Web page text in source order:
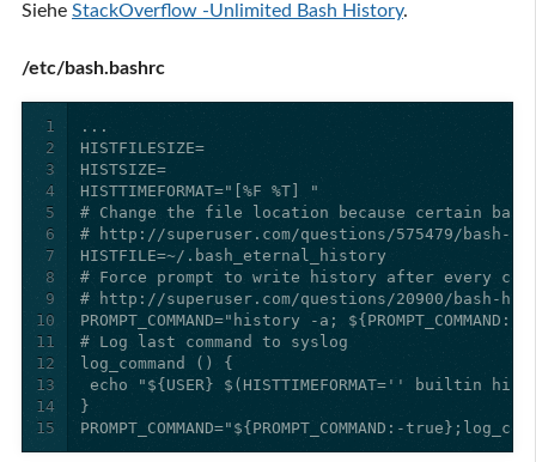
Siehe StackOverflow -Unlimited Bash History.
/etc/bash.bashrc
1
2
3
4
5
6
7
8
9
10
11
12
13
14
15
PROMPT_COMMAND="${PROMPT_COMMAND:-